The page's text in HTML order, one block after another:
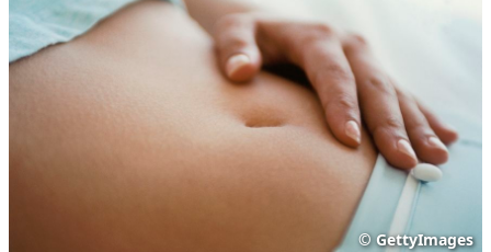
© GettyImages